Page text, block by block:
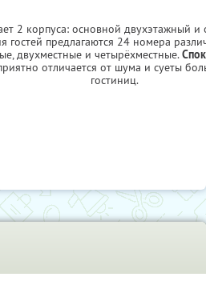
2 корпуса: основной двухэтажный
гостей предлагаются 24 номера
двухместные и четырёхместные.
отличается от шума и суеты
гостиниц.